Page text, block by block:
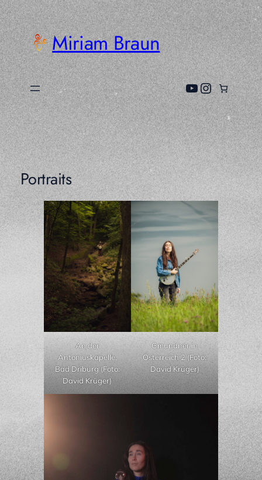
Zum
Inhalt
springen
Miriam Braun
YouTube
Portraits
An der
Antoniuskapelle,
Bad Driburg (Foto:
David Krüger)
Gmundner in
Österreich 2 (Foto:
David Krüger)